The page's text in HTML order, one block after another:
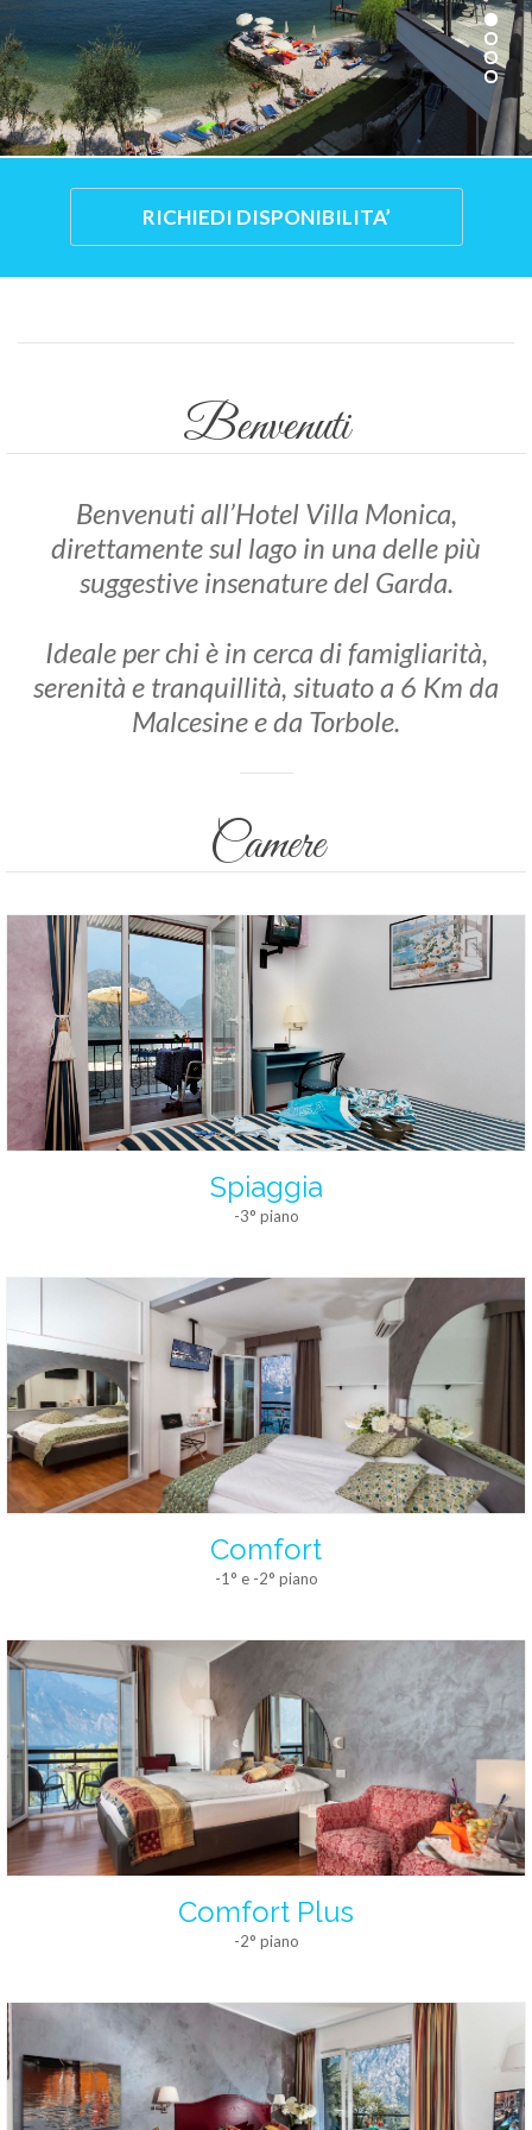
Benvenuti
Benvenuti all’Hotel Villa Monica,
direttamente sul lago in una delle più
suggestive insenature del Garda.
Ideale per chi è in cerca di famigliarità,
serenità e tranquillità, situato a 6 Km da
Malcesine e da Torbole.
Camere
Spiaggia
-3° piano
Comfort
-1° e -2° piano
Comfort Plus
-2° piano